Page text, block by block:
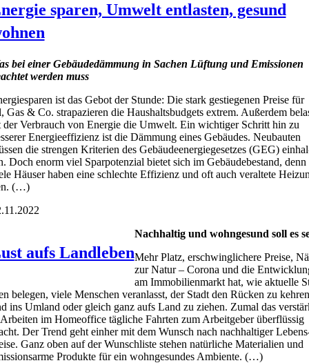
sparen, Umwelt entlasten, gesund
bei einer Gebäu­de­däm­mung in Sachen Lüf­tung und Emis­sio­nen
wer­den muss
ist das Gebot der Stun­de: Die stark gestie­ge­nen Prei­se für
Gas & Co. stra­pa­zie­ren die Haus­halts­bud­gets extrem. Außer­dem
der Ver­brauch von Ener­gie die Umwelt. Ein wich­ti­ger Schritt hin zu
Ener­gie­ef­fi­zi­enz ist die Däm­mung eines Gebäu­des. Neu­bau­ten
die stren­gen Kri­te­ri­en des Gebäu­de­en­er­gie­ge­set­zes (GEG)
Doch enorm viel Spar­po­ten­zi­al bie­tet sich im Gebäu­de­be­stand, denn
Häu­ser haben eine schlech­te Effi­zi­enz und oft auch ver­al­te­te
(…)
aufs Landleben
Nach­hal­tig und wohn­ge­sund soll es
Mehr Platz, erschwing­li­che­re Prei­se,
zur Natur – Coro­na und die
am Immo­bi­li­en­markt hat, wie aktu­el­le
bele­gen, vie­le Men­schen ver­an­lasst, der Stadt den Rücken zu keh­ren
ins Umland oder gleich ganz aufs Land zu zie­hen. Zumal das
im Home­of­fice täg­li­che Fahr­ten zum Arbeit­ge­ber über­flüs­sig
Der Trend geht ein­her mit dem Wunsch nach nach­hal­ti­ger
Ganz oben auf der Wunsch­lis­te ste­hen natür­li­che Mate­ria­li­en und
Pro­duk­te für ein wohn­ge­sun­des Ambi­en­te. (…)